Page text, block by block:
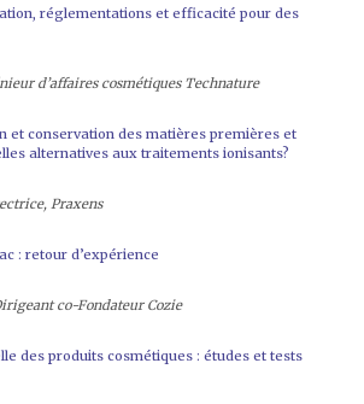
réglementations et efficacité pour des
d’affaires cosmétiques Technature
et conservation des matières premières et
alternatives aux traitements ionisants?
Praxens
: retour d’expérience
co-Fondateur Cozie
des produits cosmétiques : études et tests